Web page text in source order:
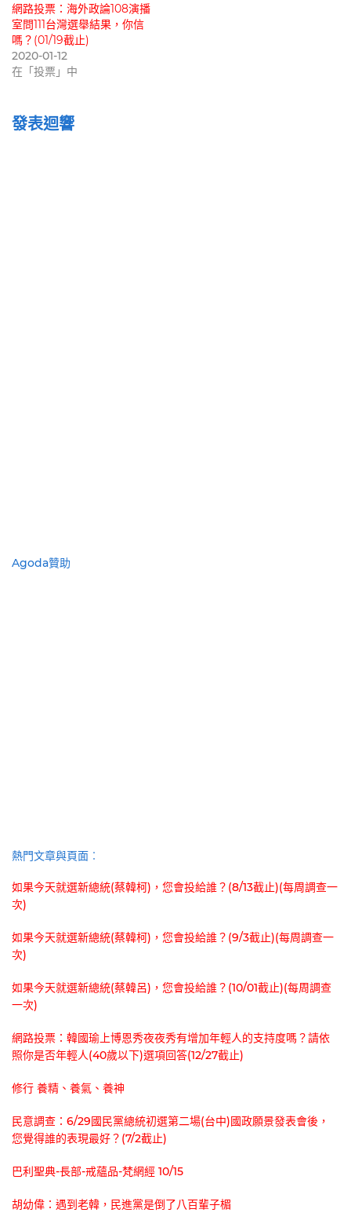
網路投票：海外政論108演播
室問111台灣選舉結果，你信
嗎？(01/19截止)
2020-01-12
在「投票」中
發表迴響
Agoda贊助
熱門文章與頁面︰
如果今天就選新總統(蔡韓柯)，您會投給誰？(8/13截止)(每周調查一
次)
如果今天就選新總統(蔡韓柯)，您會投給誰？(9/3截止)(每周調查一
次)
如果今天就選新總統(蔡韓呂)，您會投給誰？(10/01截止)(每周調查
一次)
網路投票：韓國瑜上博恩秀夜夜秀有增加年輕人的支持度嗎？請依
照你是否年輕人(40歲以下)選項回答(12/27截止)
修行 養精、養氣、養神
民意調查：6/29國民黨總統初選第二場(台中)國政願景發表會後，
您覺得誰的表現最好？(7/2截止)
巴利聖典-長部-戒蘊品-梵網經 10/15
胡幼偉：遇到老韓，民進黨是倒了八百輩子楣